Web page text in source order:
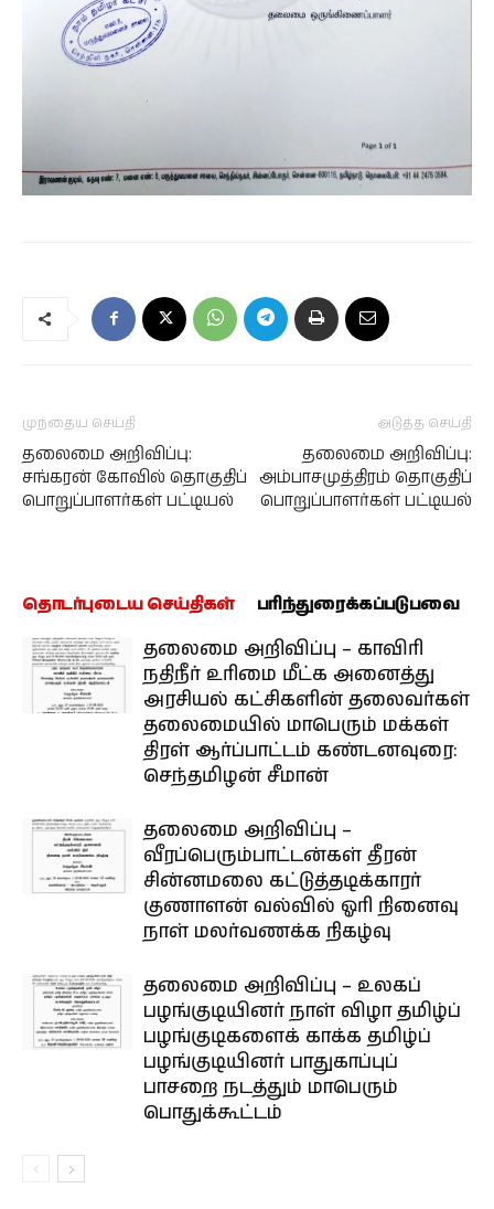
முந்தைய செய்தி
தலைமை அறிவிப்பு:
சங்கரன் கோவில் தொகுதிப்
பொறுப்பாளர்கள் பட்டியல்
அடுத்த செய்தி
தலைமை அறிவிப்பு:
அம்பாசமுத்திரம் தொகுதிப்
பொறுப்பாளர்கள் பட்டியல்
தொடர்புடைய செய்திகள் பரிந்துரைக்கப்படுபவை
தலைமை அறிவிப்பு – காவிரி
நதிநீர் உரிமை மீட்க அனைத்து
அரசியல் கட்சிகளின் தலைவர்கள்
தலைமையில் மாபெரும் மக்கள்
திரள் ஆர்ப்பாட்டம் கண்டனவுரை:
செந்தமிழன் சீமான்
தலைமை அறிவிப்பு –
வீரப்பெரும்பாட்டன்கள் தீரன்
சின்னமலை கட்டுத்தடிக்காரர்
குணாளன் வல்வில் ஓரி நினைவு
நாள் மலர்வணக்க நிகழ்வு
தலைமை அறிவிப்பு – உலகப்
பழங்குடியினர் நாள் விழா தமிழ்ப்
பழங்குடிகளைக் காக்க தமிழ்ப்
பழங்குடியினர் பாதுகாப்புப்
பாசறை நடத்தும் மாபெரும்
பொதுக்கூட்டம்